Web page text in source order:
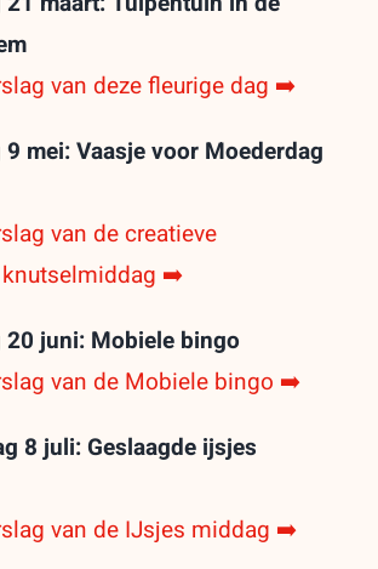
van deze fleurige dag ➡️
9 mei: Vaasje voor Moederdag
van de creatieve
➡️
20 juni: Mobiele bingo
van de Mobiele bingo ➡️
8 juli: Geslaagde ijsjes
van de IJsjes middag ➡️